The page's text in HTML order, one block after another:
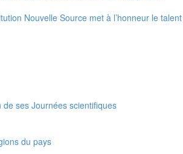
Nouvelle Source met à l’honneur le talent
ses Journées scientifiques
du pays